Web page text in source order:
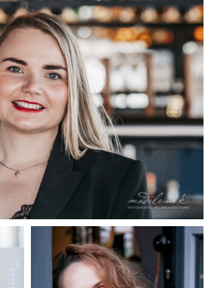
madeleinekrueger-
businessportrait-